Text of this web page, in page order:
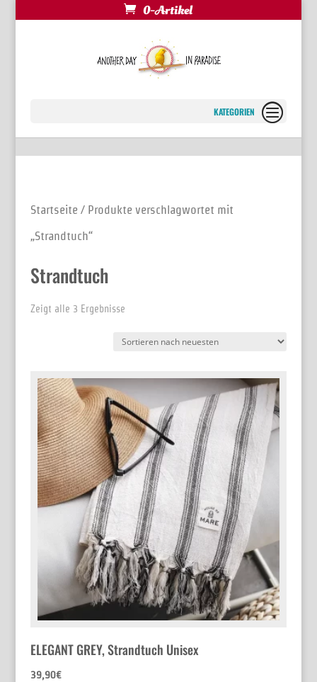
0-Artikel
Startseite / Produkte verschlagwortet mit
„Strandtuch“
Strandtuch
Zeigt alle 3 Ergebnisse
ELEGANT GREY, Strandtuch Unisex
39,90€